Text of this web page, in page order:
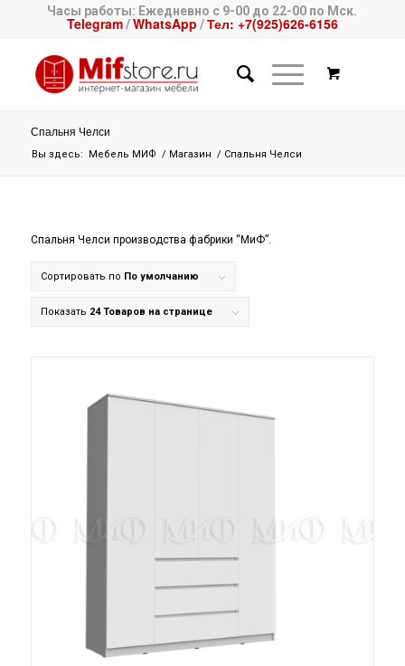
Часы работы: Ежедневно с 9-00 до 22-00 по Мск.
Telegram/WhatsApp /Тел: +7(925)626-6156
Спальня Челси
Вы здесь: Мебель МИФ / Магазин / Спальня Челси
Спальня Челси производства фабрики “МиФ”.
Сортировать по По умолчанию
Показать 24 Товаров на странице